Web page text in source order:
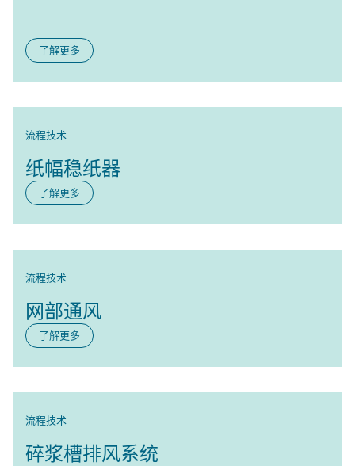
了解更多
纸幅稳纸器
流程技术
了解更多
网部通风
流程技术
了解更多
碎浆槽排风系统
流程技术